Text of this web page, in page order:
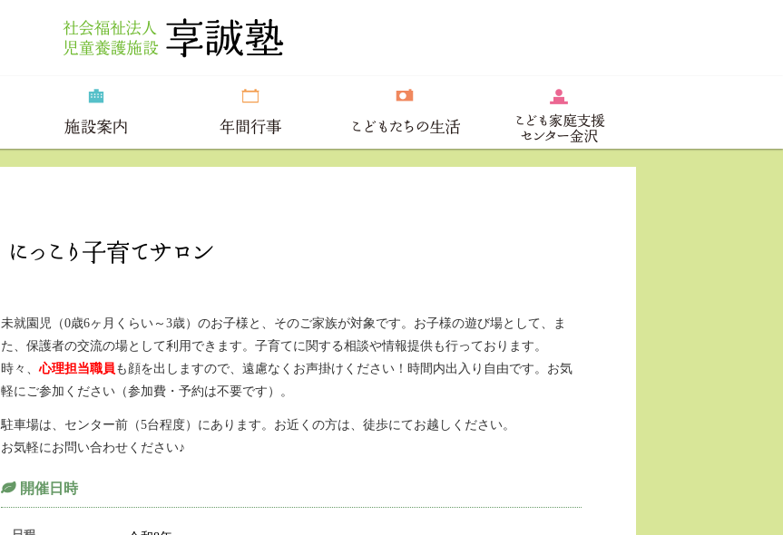
未就園児（0歳6ヶ月くらい～3歳）のお子様と、そのご家族が対象です。お子様の遊び場として、ま
た、保護者の交流の場として利用できます。子育てに関する相談や情報提供も行っております。
時々、 心理担当職員も顔を出しますので、遠慮なくお声掛けください！時間内出入り自由です。お気
軽にご参加ください（参加費・予約は不要です）。
駐車場は、センター前（5台程度）にあります。お近くの方は、徒歩にてお越しください。
お気軽にお問い合わせください♪
開催日時